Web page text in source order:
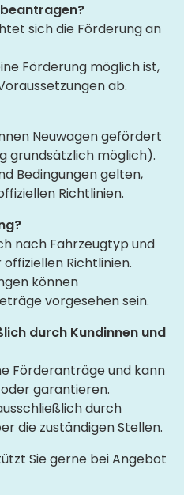
sich die Förderung an
Förderung möglich ist,
ab.
Neuwagen gefördert
grundsätzlich möglich).
Bedingungen gelten,
Richtlinien.
nach Fahrzeugtyp und
Richtlinien.
können
vorgesehen sein.
durch Kundinnen und
Förderanträge und kann
garantieren.
durch
die zuständigen Stellen.
Sie gerne bei Angebot